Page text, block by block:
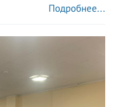
Подробнее...